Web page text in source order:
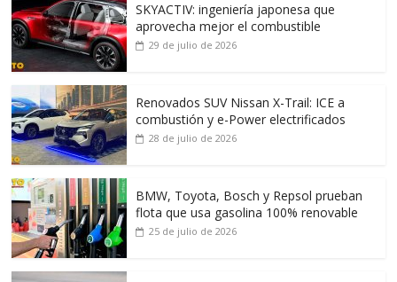
SKYACTIV: ingeniería japonesa que
aprovecha mejor el combustible
29 de julio de 2026
Renovados SUV Nissan X-Trail: ICE a
combustión y e-Power electrificados
28 de julio de 2026
BMW, Toyota, Bosch y Repsol prueban
flota que usa gasolina 100% renovable
25 de julio de 2026